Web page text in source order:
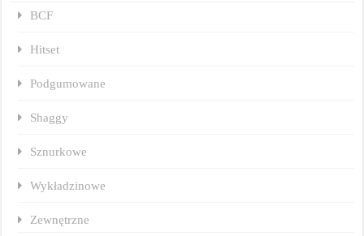
BCF
Hitset
Podgumowane
Shaggy
Sznurkowe
Wykładzinowe
Zewnętrzne